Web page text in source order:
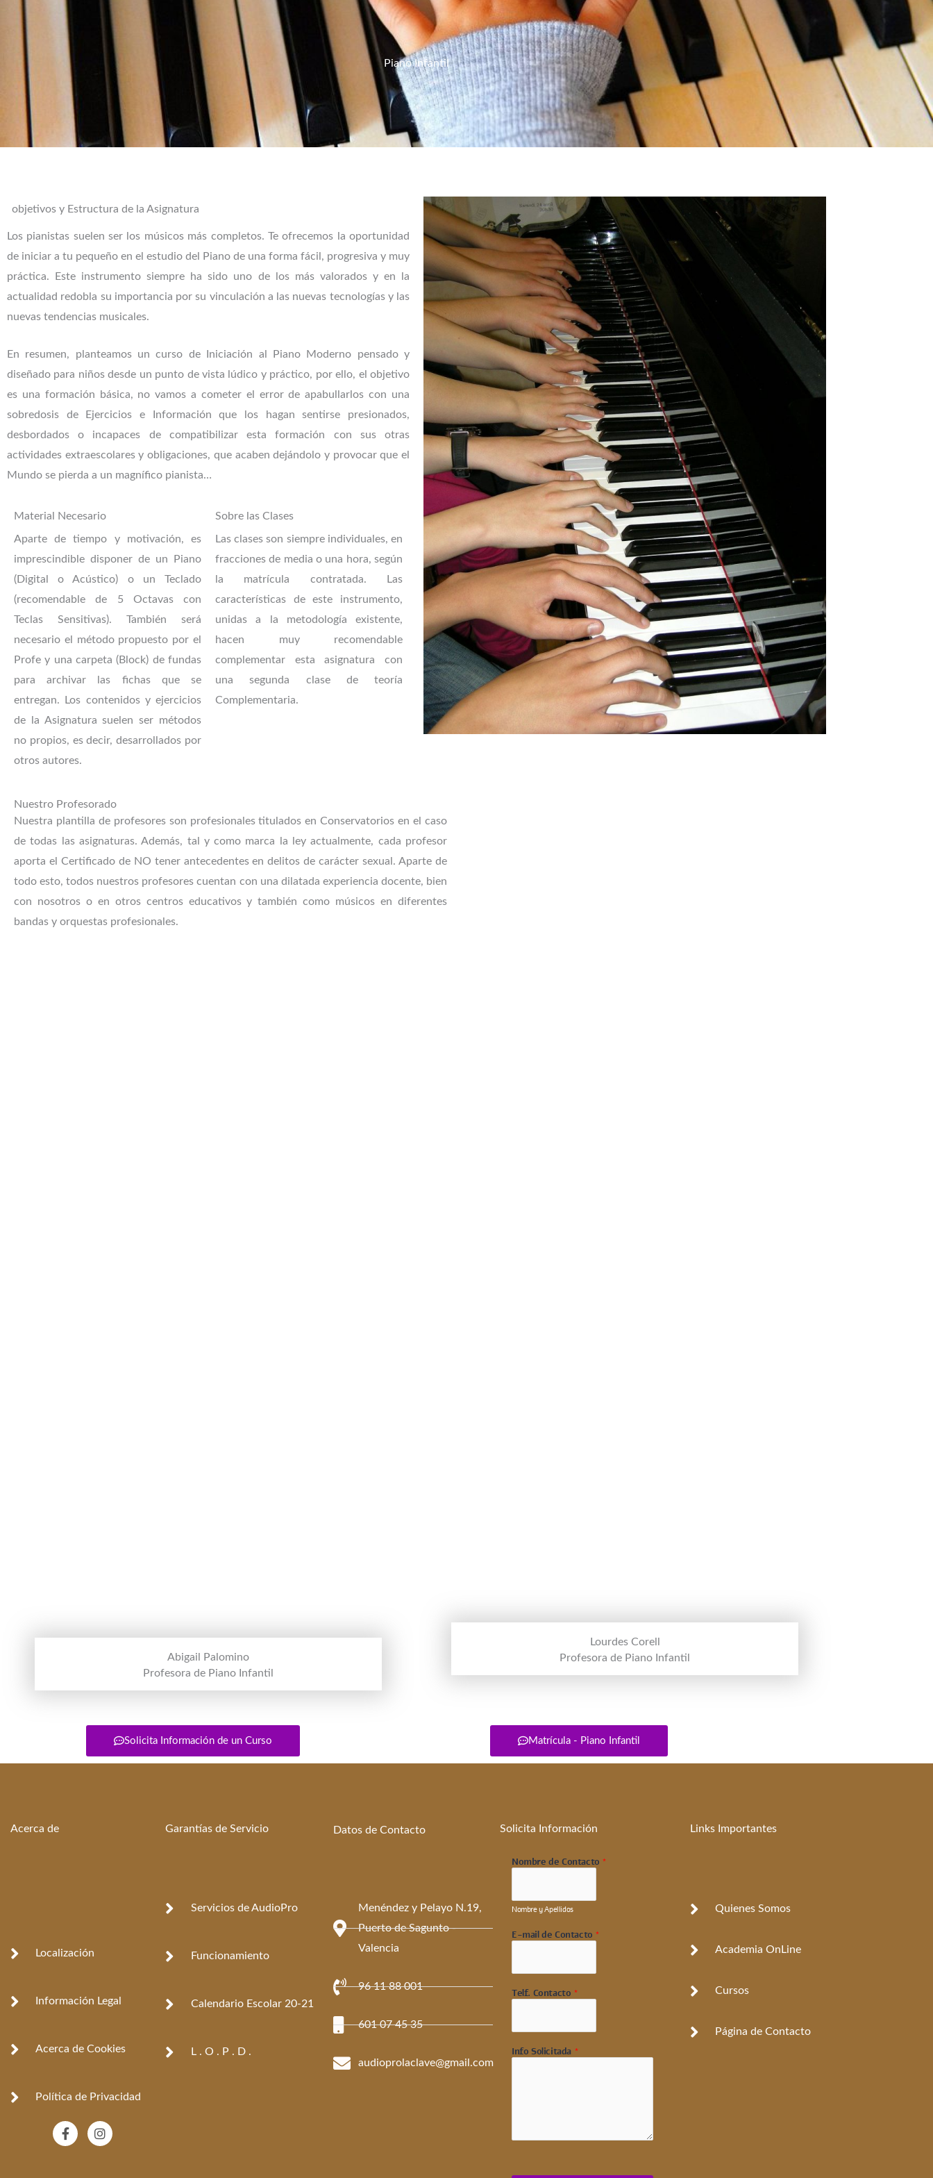
Piano Infantil
objetivos y Estructura de la Asignatura
Los pianistas suelen ser los músicos más completos. Te ofrecemos la oportunidad
de iniciar a tu pequeño en el estudio del Piano de una forma fácil, progresiva y muy
práctica. Este instrumento siempre ha sido uno de los más valorados y en la
actualidad redobla su importancia por su vinculación a las nuevas tecnologías y las
nuevas tendencias musicales.
En resumen, planteamos un curso de Iniciación al Piano Moderno pensado y
diseñado para niños desde un punto de vista lúdico y práctico, por ello, el objetivo
es una formación básica, no vamos a cometer el error de apabullarlos con una
sobredosis de Ejercicios e Información que los hagan sentirse presionados,
desbordados o incapaces de compatibilizar esta formación con sus otras
actividades extraescolares y obligaciones, que acaben dejándolo y provocar que el
Mundo se pierda a un magnífico pianista…
Material Necesario
Aparte de tiempo y motivación, es
imprescindible disponer de un Piano
(Digital o Acústico) o un Teclado
(recomendable de 5 Octavas con
Teclas Sensitivas). También será
necesario el método propuesto por el
Profe y una carpeta (Block) de fundas
para archivar las fichas que se
entregan. Los contenidos y ejercicios
de la Asignatura suelen ser métodos
no propios, es decir, desarrollados por
otros autores.
Sobre las Clases
Las clases son siempre individuales, en
fracciones de media o una hora, según
la matrícula contratada. Las
características de este instrumento,
unidas a la metodología existente,
hacen muy recomendable
complementar esta asignatura con
una segunda clase de teoría
Complementaria.
Nuestro Profesorado
Nuestra plantilla de profesores son profesionales titulados en Conservatorios en el caso
de todas las asignaturas. Además, tal y como marca la ley actualmente, cada profesor
aporta el Certificado de NO tener antecedentes en delitos de carácter sexual. Aparte de
todo esto, todos nuestros profesores cuentan con una dilatada experiencia docente, bien
con nosotros o en otros centros educativos y también como músicos en diferentes
bandas y orquestas profesionales.
Abigail Palomino
Profesora de Piano Infantil
Lourdes Corell
Profesora de Piano Infantil
Solicita Información de un Curso Matrícula - Piano Infantil
Acerca de
Localización
Información Legal
Acerca de Cookies
Política de Privacidad
F
a
I
n
Garantías de Servicio
Servicios de AudioPro
Funcionamiento
Calendario Escolar 20-21
L . O . P . D .
Datos de Contacto
Menéndez y Pelayo N.19,
Puerto de Sagunto -
Valencia
96 11 88 001
601 07 45 35
audioprolaclave@gmail.com
Solicita Información
Nombre de Contacto *
Nombre y Apellidos
E-mail de Contacto *
Telf. Contacto *
Info Solicitada *
Links Importantes
Quienes Somos
Academia OnLine
Cursos
Página de Contacto